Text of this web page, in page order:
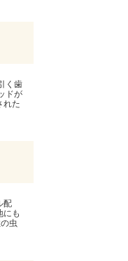
く歯
ドが
れた
配
にも
虫